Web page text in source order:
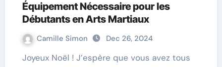
Équipement Nécessaire pour les
Débutants en Arts Martiaux
Camille Simon Dec 26, 2024
Joyeux Noël ! J’espère que vous avez tous